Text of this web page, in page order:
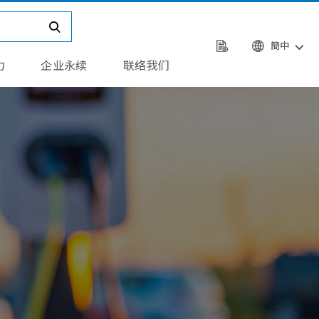
企业永续 联络我们
簡中